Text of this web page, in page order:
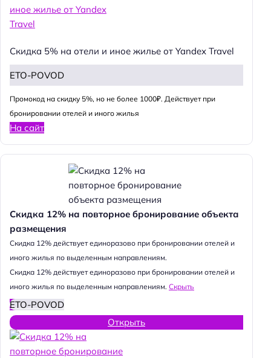
Скидка 5% на отели и иное жилье от Yandex Travel
ETO-POVOD
Промокод на скидку 5%, но не более 1000₽. Действует при
бронировании отелей и иного жилья
На сайт
Скидка 12% на повторное бронирование объекта
размещения
Cкидка 12% действует единоразово при бронировании отелей и
иного жилья по выделенным направлениям.
Cкидка 12% действует единоразово при бронировании отелей и
иного жилья по выделенным направлениям. Скрыть
ETO-POVOD
Открыть